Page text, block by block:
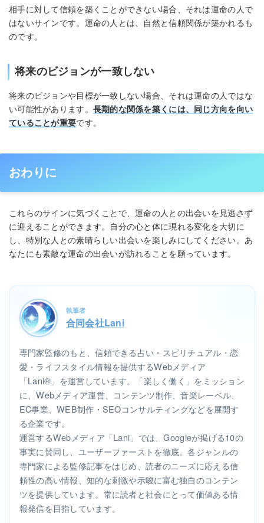
相手に対して信頼を築くことができない場合、それは運命の人で
はないサインです。運命の人とは、自然と信頼関係が築かれるも
のです。
将来のビジョンが一致しない
将来のビジョンや目標が一致しない場合、それは運命の人ではな
い可能性があります。 長期的な関係を築くには、同じ方向を向い
ていることが重要です。
おわりに
これらのサインに気づくことで、運命の人との出会いを見逃さず
に迎えることができます。自分の心と体に現れる変化を大切に
し、特別な人との素晴らしい出会いを楽しみにしてください。あ
なたにも素敵な運命の出会いが訪れることを願っています。
執筆者
合同会社Lani
専門家監修のもと、信頼できる占い・スピリチュアル・恋
愛・ライフスタイル情報を提供するWebメディア
「Lani®」を運営しています。「楽しく働く」をミッション
に、Webメディア運営、コンテンツ制作、音楽レーベル、
EC事業、WEB制作・SEOコンサルティングなどを展開す
る企業です。
運営するWebメディア「Lani」では、Googleが掲げる10の
事実に賛同し、ユーザーファーストを徹底。各ジャンルの
専門家による監修記事をはじめ、読者のニーズに応える信
頼性の高い情報、知的な刺激や示唆に富む独自のコンテン
ツを提供しています。常に読者と社会にとって価値ある情
報発信を目指しています。